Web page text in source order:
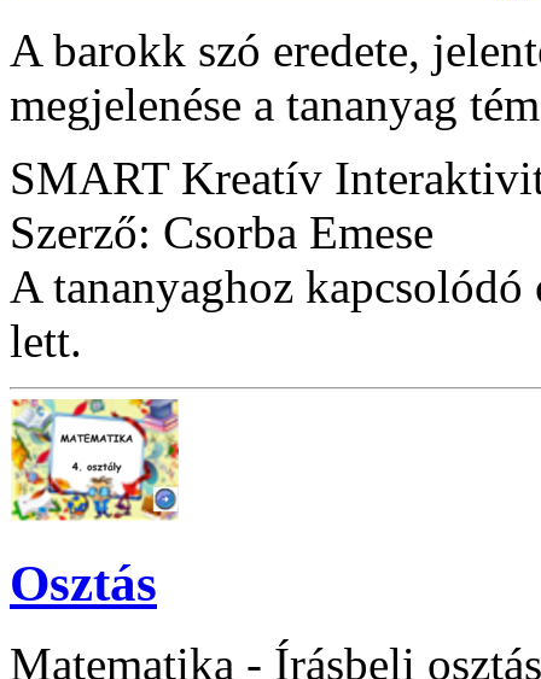
A barokk szó eredete,
megjelenése a tananyag
SMART Kreatív
Szerző: Csorba Emese
A tananyaghoz
lett.
Osztás
Matematika - Írásbeli